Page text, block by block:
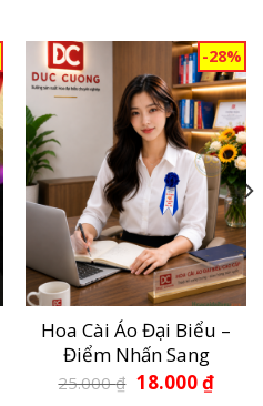
-28%
Hoa Cài Áo Đại Biểu –
Điểm Nhấn Sang
Trọng Cho Hội Nghị,
25.000₫ Giá
gốc
18.000₫Giá
hiện